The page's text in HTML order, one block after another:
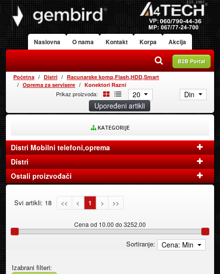
Naslovna O nama Kontakt Korpa Akcija
B2B Portal
Početna Distri
Racunarske komp,Flash,HDD,Smart
Oprema za servisere
Konektori Razni
Prikaz proizvoda:
20
Upoređeni artikli
Din
KATEGORIJE
Distri Mobilni telefoni,oprema
Distri
Ostali proizvođači
Svi artikli: 18 << < 1 > >>
Cena od 10.00 do 3252.00
Sortiranje: Cena: Min
Izabrani filteri: